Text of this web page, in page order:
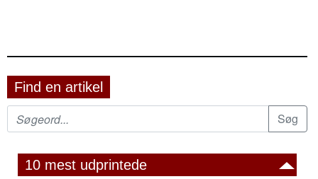
Find en artikel
10 mest udprintede